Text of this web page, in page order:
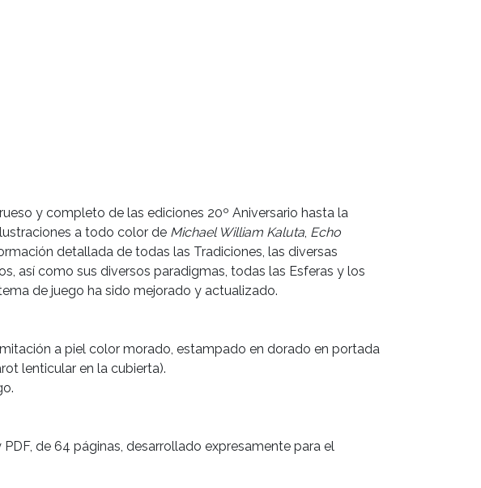
y completo de las ediciones 20º Aniversario hasta la
a todo color de Michael William Kaluta, Echo
detallada de todas las Tradiciones, las diversas
así como sus diversos paradigmas, todas las Esferas y los
de juego ha sido mejorado y actualizado.
a piel color morado, estampado en dorado en portada
lenticular en la cubierta).
de 64 páginas, desarrollado expresamente para el